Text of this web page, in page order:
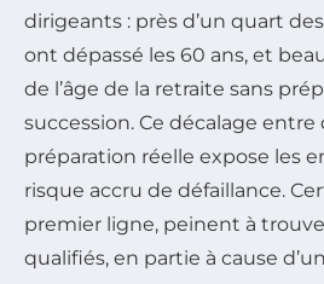
dirigeants : près d’un quart
ont dépassé les 60 ans, et
de l’âge de la retraite sans
succession. Ce décalage
préparation réelle expose les
risque accru de défaillance.
premier ligne, peinent à
qualifiés, en partie à cause